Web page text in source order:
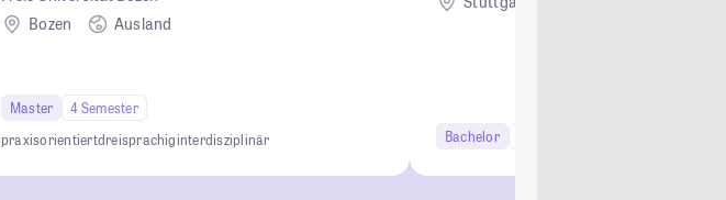
Bozen
Ausland
Master
4 Semester
praxisorientiertdreisprachiginterdisziplinär Bachelor